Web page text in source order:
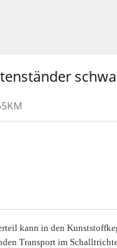
kann in den
Transport im